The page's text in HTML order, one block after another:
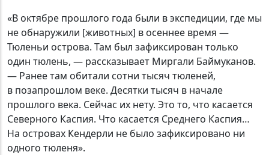
«В октябре прошлого года были в экспедиции, где мы
не обнаружили [животных] в осеннее время —
Тюленьи острова. Там был зафиксирован только
один тюлень, — рассказывает Миргали Баймуканов.
— Ранее там обитали сотни тысяч тюленей,
в позапрошлом веке. Десятки тысяч в начале
прошлого века. Сейчас их нету. Это то, что касается
Северного Каспия. Что касается Среднего Каспия…
На островах Кендерли не было зафиксировано ни
одного тюленя».